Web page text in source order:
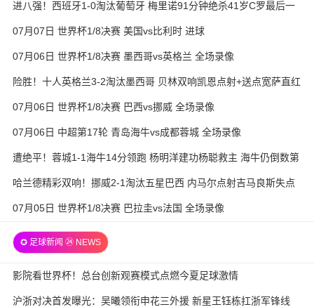
进八强！西班牙1-0淘汰葡萄牙 梅里诺91分钟绝杀41岁C罗最后一
07月07日 世界杯1/8决赛 美国vs比利时 进球
07月06日 世界杯1/8决赛 墨西哥vs英格兰 全场录像
险胜！十人英格兰3-2淘汰墨西哥 贝林双响凯恩点射+送点宽萨直红
07月06日 世界杯1/8决赛 巴西vs挪威 全场录像
07月06日 中超第17轮 青岛海牛vs成都蓉城 全场录像
遭绝平！蓉城1-1海牛14分领跑 杨明洋建功杨聪救主 海牛仍倒数第
哈兰德精彩双响！挪威2-1淘汰五星巴西 内马尔点射吉马良斯失点
07月05日 世界杯1/8决赛 巴拉圭vs法国 全场录像
✪ 足球新闻 ㉔ NEWS
影院看世界杯！总台创新观赛模式点燃今夏足球激情
沪浙对决首发曝光：吴曦领衔申花三外援 新星王钰栋扛浙军锋线